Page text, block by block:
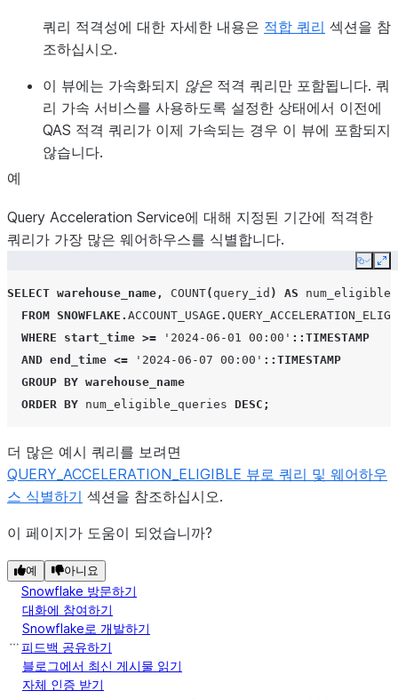
쿼리 적격성에 대한 자세한 내용은 적합 쿼리 섹션을 참
조하십시오.
이 뷰에는 가속화되지 않은 적격 쿼리만 포함됩니다. 쿼
리 가속 서비스를 사용하도록 설정한 상태에서 이전에
QAS 적격 쿼리가 이제 가속되는 경우 이 뷰에 포함되지
않습니다.
예
Query Acceleration Service에 대해 지정된 기간에 적격한
쿼리가 가장 많은 웨어하우스를 식별합니다.
Copy
SELECT warehouse_name , COUNT( query_id ) AS
FROM SNOWFLAKE . ACCOUNT_USAGE .
WHERE
start_time >= '2024-06-01 00:00' ::TIMESTAMP
AND end_time <= '2024-06-07 00:00' ::TIMESTAMP
GROUP BY warehouse_name
ORDER BY num_eligible_queries DESC ;
더 많은 예시 쿼리를 보려면
QUERY_ACCELERATION_ELIGIBLE 뷰로 쿼리 및 웨어하우
스 식별하기 섹션을 참조하십시오.
이 페이지가 도움이 되었습니까?
예 아니요
Snowflake 방문하기
대화에 참여하기
Snowflake로 개발하기
피드백 공유하기
블로그에서 최신 게시물 읽기
자체 인증 받기